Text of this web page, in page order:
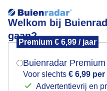
Welkom bij
gaan?
Premium € 6,99 / jaar
Buienradar Premium
Voor slechts € 6,99 per
Advertentievrij en
Schaatspret op
Mogen we je